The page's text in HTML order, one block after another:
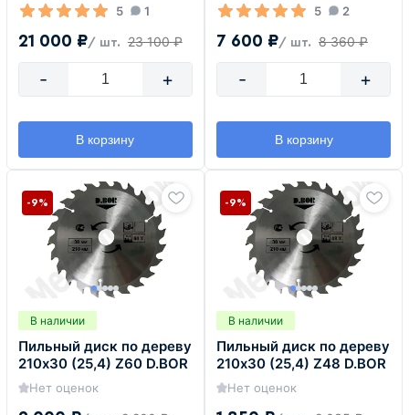
5 1
21 000 ₽/ шт. 23 100 ₽
- +
В корзину
5 2
7 600 ₽/ шт. 8 360 ₽
- +
В корзину
В наличии
Пильный диск по дереву
210х30 (25,4) Z60 D.BOR
Нет оценок
-9%
В наличии
Пильный диск по дереву
210х30 (25,4) Z48 D.BOR
Нет оценок
-9%